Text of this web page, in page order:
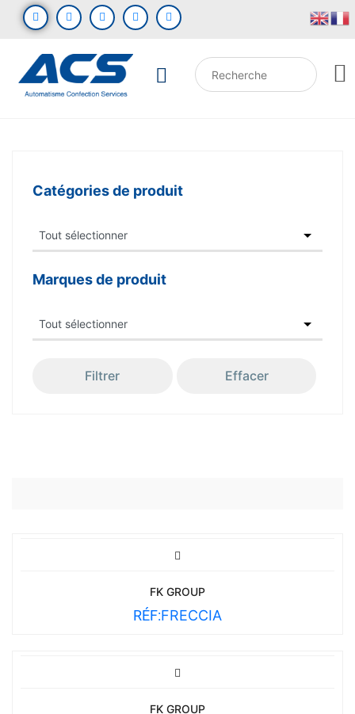
FK GROUP
RÉF:FRECCIA
FK GROUP
Catégories de produit
Marques de produit
Filtrer Effacer